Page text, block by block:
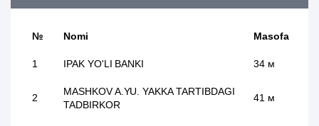
№ Nomi Masofa
1 IPAK YO'LI BANKI 34 м
2
MASHKOV A.YU. YAKKA TARTIBDAGI
TADBIRKOR
41 м